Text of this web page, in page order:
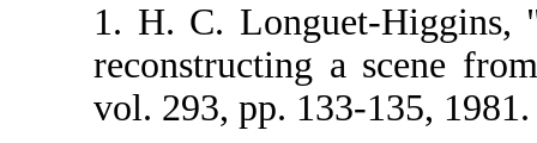
1. H. C.
reconstructing
vol. 293, pp.